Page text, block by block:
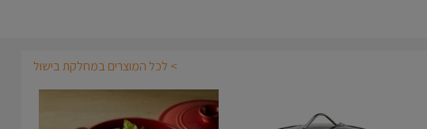
> לכל המוצרים במחלקת בישול